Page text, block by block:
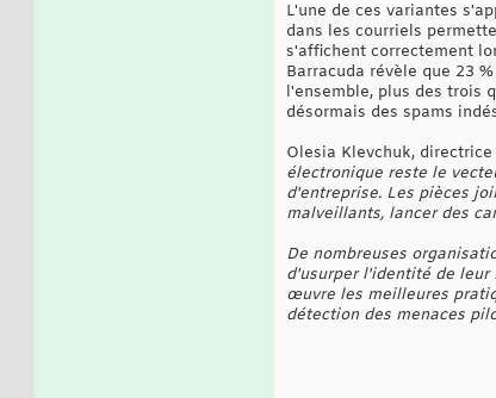
L'une de ces variantes
dans les courriels
s'affichent correctement
Barracuda révèle que 23
l'ensemble, plus des trois
désormais des spams
Olesia Klevchuk,
électronique reste le
d'entreprise. Les pièces
malveillants, lancer des
De nombreuses
d'usurper l'identité de leur
œuvre les meilleures
détection des menaces